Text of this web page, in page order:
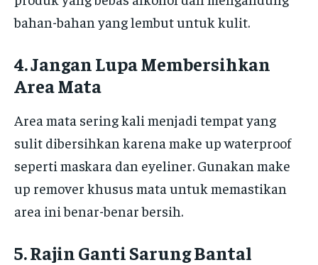
bahan-bahan yang lembut untuk kulit.
4. Jangan Lupa Membersihkan
Area Mata
Area mata sering kali menjadi tempat yang
sulit dibersihkan karena make up waterproof
seperti maskara dan eyeliner. Gunakan make
up remover khusus mata untuk memastikan
area ini benar-benar bersih.
5. Rajin Ganti Sarung Bantal